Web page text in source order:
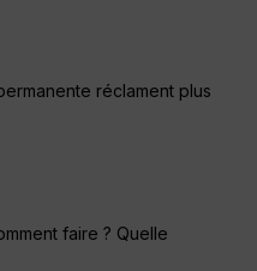
réclament plus
faire ? Quelle